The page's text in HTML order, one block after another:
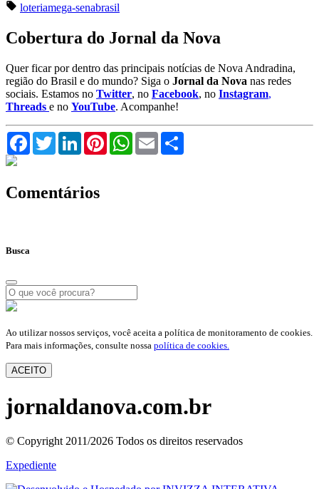
loteriamega-senabrasil
Cobertura do Jornal da Nova
Quer ficar por dentro das principais notícias de Nova Andradina,
região do Brasil e do mundo? Siga o Jornal da Nova nas redes
sociais. Estamos no Twitter, no Facebook, no Instagram,
Threads e no YouTube. Acompanhe!
FacebookTwitterLinkedInPinterestWhatsApp
Email
Comentários
Busca
Ao utilizar nossos serviços, você aceita a política de monitoramento de cookies.
Para mais informações, consulte nossa política de cookies.
ACEITO
jornaldanova.com.br
© Copyright 2011/2026 Todos os direitos reservados
Expediente